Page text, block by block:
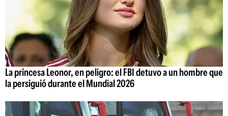
La princesa Leonor, en peligro: el FBI detuvo a un hombre que
la persiguió durante el Mundial 2026